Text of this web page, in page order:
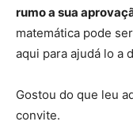
rumo a sua
matemática pode
aqui para ajudá lo a
Gostou do que leu
convite.